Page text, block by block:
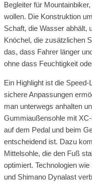
Begleiter für
wollen. Die Konstruktion
Schaft, die Wasser abhält,
Knöchel, die zusätzlichen
das, dass Fahrer länger
ohne dass Feuchtigkeit
Ein Highlight ist die
sichere Anpassungen
man unterwegs anhalten
Gummiaußensohle mit
auf dem Pedal und beim
entscheidend ist. Dazu
Mittelsohle, die den Fuß
optimiert. Technologien
und Shimano Dynalast